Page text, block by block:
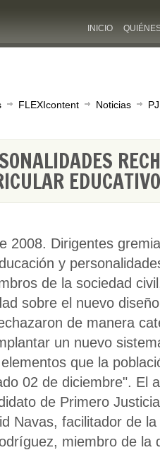
INICIO
FLEXIcontent Noticias
EDUCATIVO
2008. Dirigentes
y
de la sociedad
sobre el nuevo
de manera
un nuevo
que la
02 de diciembre". El
de Primero
Navas, facilitador de
miembro de la